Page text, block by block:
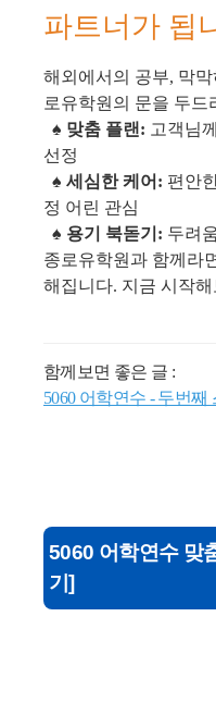
파트너가 됩
해외에서의 공부, 막
로유학원의 문을 두드
♠ 맞춤 플랜: 고객님
선정
♠ 세심한 케어: 편안
정 어린 관심
♠ 용기 북돋기: 두려
종로유학원과 함께라
해집니다. 지금 시작
함께보면 좋은 글 :
5060 어학연수 - 두번째
5060 어학연수 맞
기]